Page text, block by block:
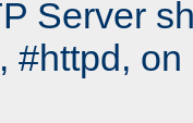
Server
#httpd,